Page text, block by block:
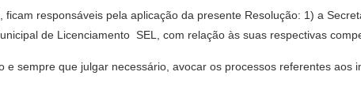
ficam responsáveis pela aplicação da presente Resolução: 1) a
de Licenciamento  SEL, com relação às suas respectivas
e sempre que julgar necessário, avocar os processos referentes aos